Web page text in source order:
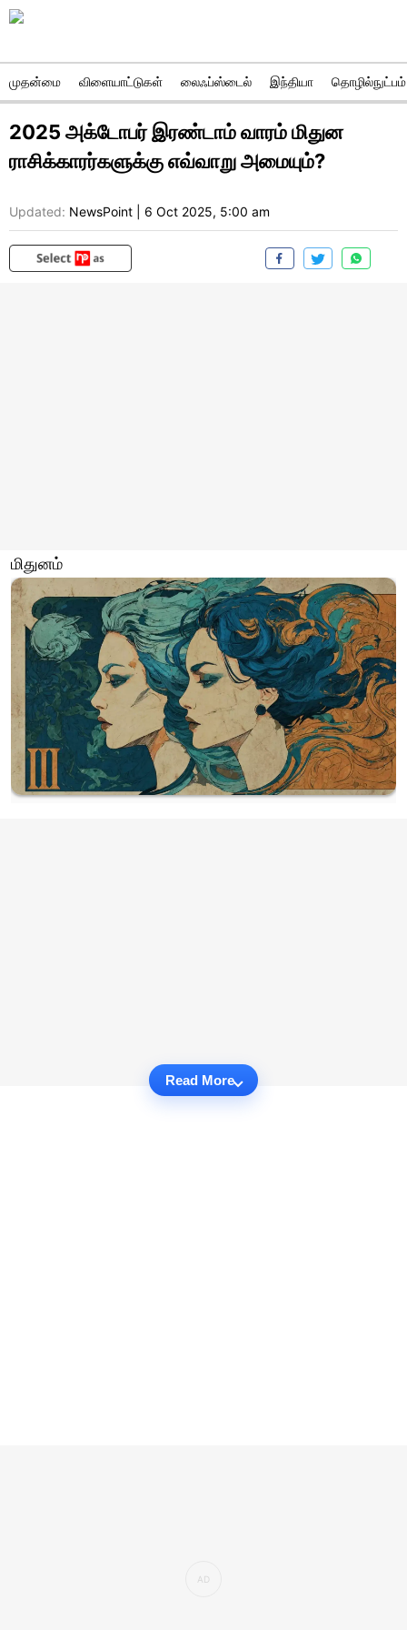
முதன்மை விளையாட்டுகள் லைஃப்ஸ்டைல் இந்தியா தொழில்நுட்பம்
2025 அக்டோபர் இரண்டாம் வாரம் மிதுன
ராசிக்காரர்களுக்கு எவ்வாறு அமையும்?
Updated: NewsPoint 6 Oct 2025, 5:00 am
மிதுனம்
Read More